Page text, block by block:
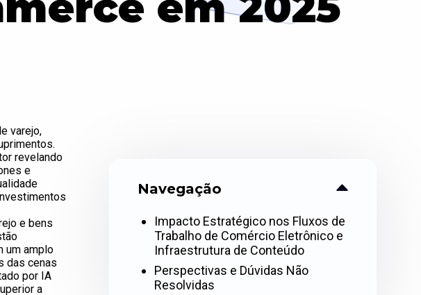
varejo,
revelando
e
e bens
um amplo
das cenas
por IA
a
Navegação
Impacto Estratégico nos Fluxos de
Trabalho de Comércio Eletrônico e
Infraestrutura de Conteúdo
Perspectivas e Dúvidas Não
Resolvidas